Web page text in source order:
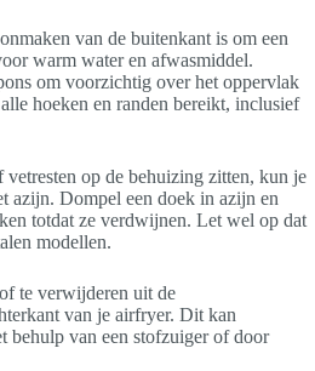
van de buitenkant is om een
warm water en afwasmiddel.
om voorzichtig over het oppervlak
hoeken en randen bereikt, inclusief
op de behuizing zitten, kun je
azijn. Dompel een doek in azijn en
totdat ze verdwijnen. Let wel op dat
modellen.
te verwijderen uit de
van je airfryer. Dit kan
behulp van een stofzuiger of door